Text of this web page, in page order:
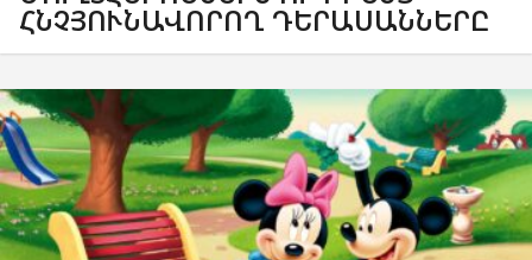
ՀՆՉՅՈՒՆԱՎՈՐՈՂ ԴԵՐԱՍԱՆՆԵՐԸ